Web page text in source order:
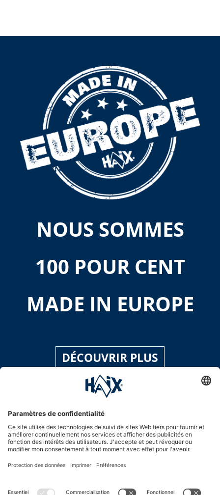
NOUS SOMMES
100 POUR CENT
MADE IN EUROPE
DÉCOUVRIR PLUS
Hotline assistance
International